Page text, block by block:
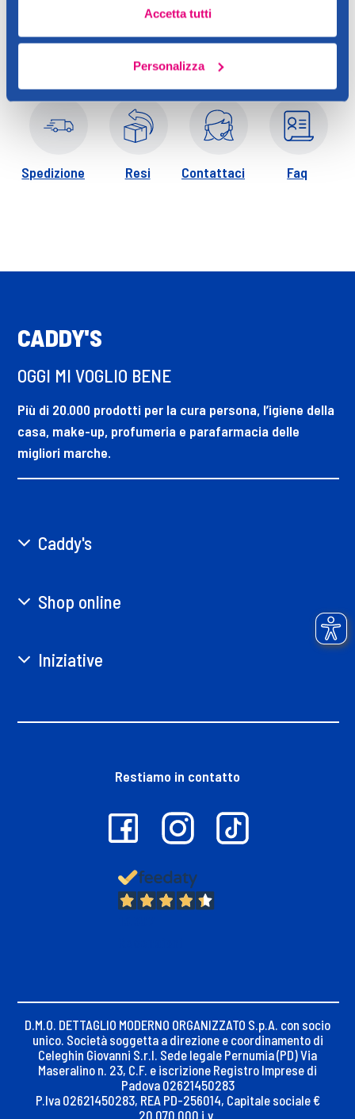
Accetta tutti
Personalizza
wax, c12- 18 acid triglyceride, myristyl myristate,
hydrogenated castor oil, stearalkonium hectorite, alumina,
77492, ci 77499 / iron oxides, ci 77891 / titanium dioxide, ci
15850 / red 7, ci 77742 / manganese violet, ci 19140 / yellow 5
lake, ci 15850 / red 6, ci 45410 / red 28, ci 15850 / red 7 lake, ci
Spedizione Resi Contattaci Faq
CADDY'S
OGGI MI VOGLIO BENE
Più di 20.000 prodotti per la cura persona, l’igiene della
casa, make-up, profumeria e parafarmacia delle
migliori marche.
Caddy's
Shop online
Iniziative
Restiamo in contatto
D.M.O. DETTAGLIO MODERNO ORGANIZZATO S.p.A. con socio
unico. Società soggetta a direzione e coordinamento di
Celeghin Giovanni S.r.l. Sede legale Pernumia (PD) Via
Maseralino n. 23, C.F. e iscrizione Registro Imprese di
Padova 02621450283
P.Iva 02621450283, REA PD-256014, Capitale sociale €
20.070.000 i.v.